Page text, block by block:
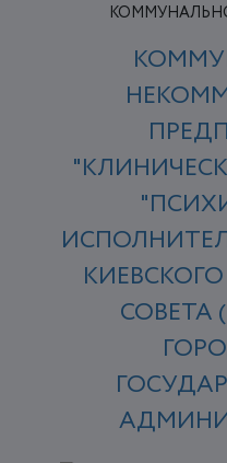
СОВЕТА